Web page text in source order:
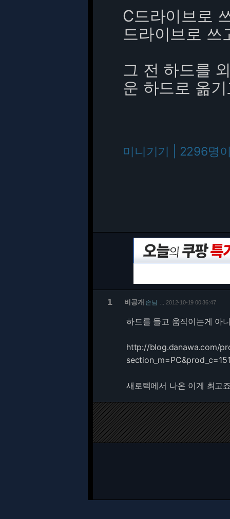
C드라이브로
드라이브로 쓰
그 전 하드를
운 하드로 옮
미니기기 | 2296명
1 비공개 손님 2012-10-19 00:36:47
하드를 들고 움직이는게 아
http://blog.danawa.com/
새로텍에서 나온 이게 최고